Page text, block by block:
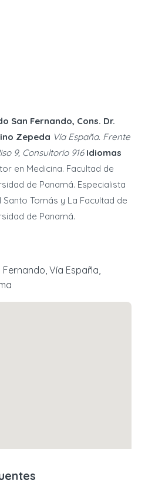
San Fernando, Cons. Dr.
Zepeda Vía España. Frente
9, Consultorio 916 Idiomas
en Medicina. Facultad de
de Panamá. Especialista
Tomás y La Facultad de
de Panamá.
Vía España,